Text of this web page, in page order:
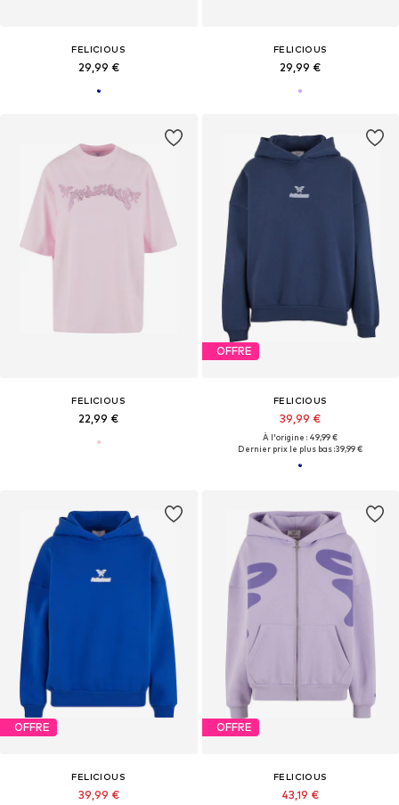
FELICIOUS
29,99 €
FELICIOUS
29,99 €
FELICIOUS
22,99 €
OFFRE
FELICIOUS
39,99 €
À l'origine : 49,99 €
Dernier prix le plus bas :39,99 €
OFFRE
FELICIOUS
39,99 €
OFFRE
FELICIOUS
43,19 €